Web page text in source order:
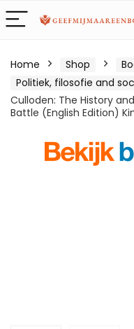
Home Shop
Politiek, filosofie and
Culloden: The History
Battle (English Edition)